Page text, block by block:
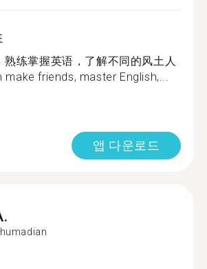
熟练掌握英语，了解不同的风土人
make friends, master English,...
앱 다운로드